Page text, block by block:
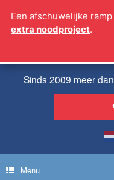
naar
Sinds 2009 meer
Menu
Een afschuwelijke
extra noodproject.